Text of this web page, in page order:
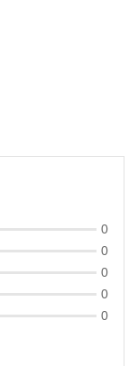
0
0
0
0
0